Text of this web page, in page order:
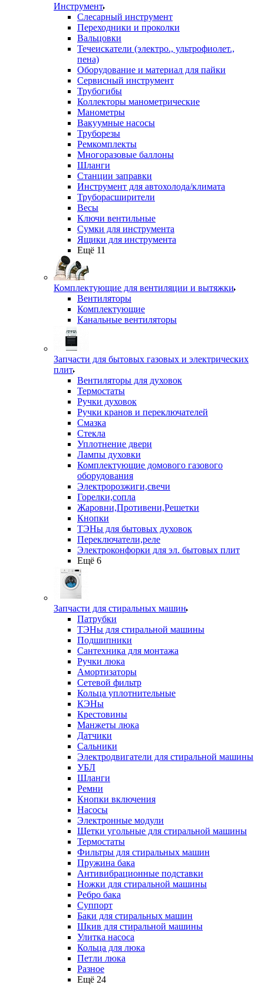
Инструмент
Слесарный инструмент
Переходники и проколки
Вальцовки
Течеискатели (электро., ультрофиолет.,
пена)
Оборудование и материал для пайки
Сервисный инструмент
Трубогибы
Коллекторы манометрические
Манометры
Вакуумные насосы
Труборезы
Ремкомплекты
Многоразовые баллоны
Шланги
Станции заправки
Инструмент для автохолода/климата
Труборасширители
Весы
Ключи вентильные
Сумки для инструмента
Ящики для инструмента
Ещё 11
Комплектующие для вентиляции и вытяжки
Вентиляторы
Комплектующие
Канальные вентиляторы
Запчасти для бытовых газовых и электрических
плит
Вентиляторы для духовок
Термостаты
Ручки духовок
Ручки кранов и переключателей
Смазка
Стекла
Уплотнение двери
Лампы духовки
Комплектующие домового газового
оборудования
Электророзжиги,свечи
Горелки,сопла
Жаровни,Противени,Решетки
Кнопки
ТЭНы для бытовых духовок
Переключатели,реле
Электроконфорки для эл. бытовых плит
Ещё 6
Запчасти для стиральных машин
Патрубки
ТЭНы для стиральной машины
Подшипники
Сантехника для монтажа
Ручки люка
Амортизаторы
Сетевой фильтр
Кольца уплотнительные
КЭНы
Крестовины
Манжеты люка
Датчики
Сальники
Электродвигатели для стиральной машины
УБЛ
Шланги
Ремни
Кнопки включения
Насосы
Электронные модули
Щетки угольные для стиральной машины
Термостаты
Фильтры для стиральных машин
Пружина бака
Антивибрационные подставки
Ножки для стиральной машины
Ребро бака
Суппорт
Баки для стиральных машин
Шкив для стиральной машины
Улитка насоса
Кольца для люка
Петли люка
Разное
Ещё 24